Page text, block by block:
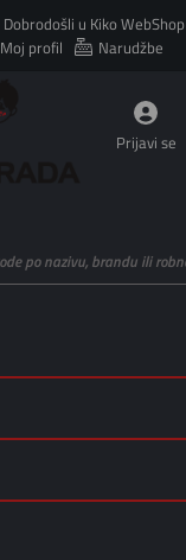
Dobrodošli u Kiko WebShop
Moj profil
Narudžbe
Prijavi se